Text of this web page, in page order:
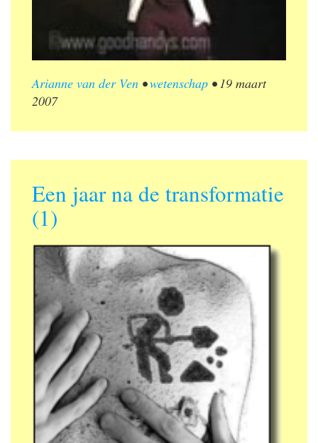
Arianne van der Ven •wetenschap •19 maart
2007
Een jaar na de transformatie
(1)